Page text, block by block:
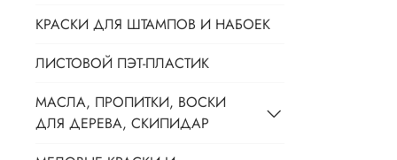
КРАСКИ ДЛЯ ШТАМПОВ И НАБОЕК
ЛИСТОВОЙ ПЭТ-ПЛАСТИК
МАСЛА, ПРОПИТКИ, ВОСКИ
ДЛЯ ДЕРЕВА, СКИПИДАР